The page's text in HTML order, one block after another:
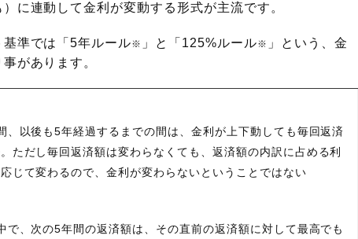
に連動して金利が変動する形式が主流です。
準では「5年ルール※ 」と「125%ルール※ 」という、金
があります。
以後も5年経過するまでの間は、金利が上下動しても毎回返済
ただし毎回返済額は変わらなくても、返済額の内訳に占める利
じて変わるので、金利が変わらないということではない
、次の5年間の返済額は、その直前の返済額に対して最高でも